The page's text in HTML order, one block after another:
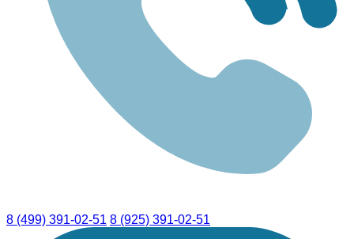
8 (499) 391-02-51 8 (925) 391-02-51